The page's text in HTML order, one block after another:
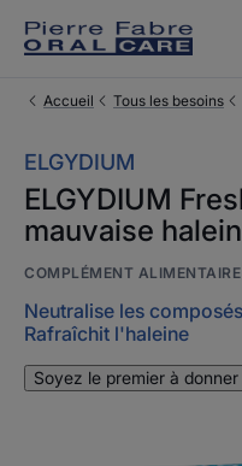
Accueil
Tous les besoins
ELGYDIUM
ELGYDIUM
mauvaise
COMPLÉMENT ALIMENTAIRE
Neutralise les
Rafraîchit l'haleine
Soyez le premier à